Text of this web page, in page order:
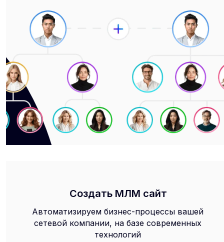
Создать МЛМ сайт
Автоматизируем бизнес-процессы вашей
сетевой компании, на базе современных
технологий